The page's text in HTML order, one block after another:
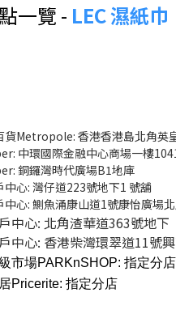
一覽 - LEC 濕紙巾
貨Metropole: 香港香港島北角英
中環國際金融中心商場一樓
銅鑼灣時代廣場B1地庫
中心: 灣仔道223號地下1 號舖
中心: 鰂魚涌康山道1號康怡廣場
中心: 北角渣華道363號地下
中心: 香港柴灣環翠道11號
市場PARKnSHOP: 指定分店
Pricerite: 指定分店